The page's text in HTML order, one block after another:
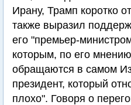
Ирану, Трамп коротко
также выразил
его "премьер-
которым, по его
обращаются в самом
президент, который
плохо". Говоря о